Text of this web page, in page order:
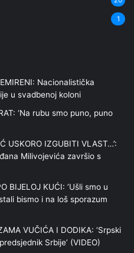
1
Nacionalistička
u svadbenoj koloni
‘Na rubu smo puno, puno
USKORO IZGUBITI VLAST…’:
Milivojevića završio s
BIJELOJ KUĆI: ‘Ušli smo u
bismo i na loš sporazum
VUČIĆA I DODIKA: ‘Srpski
Srbije’ (VIDEO)